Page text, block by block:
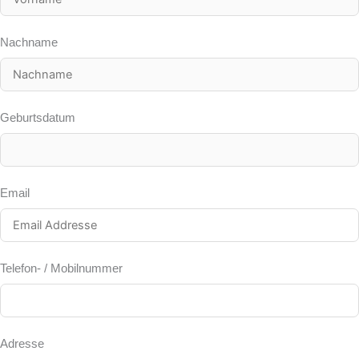
Nachname
Geburtsdatum
Email
Telefon- / Mobilnummer
Adresse